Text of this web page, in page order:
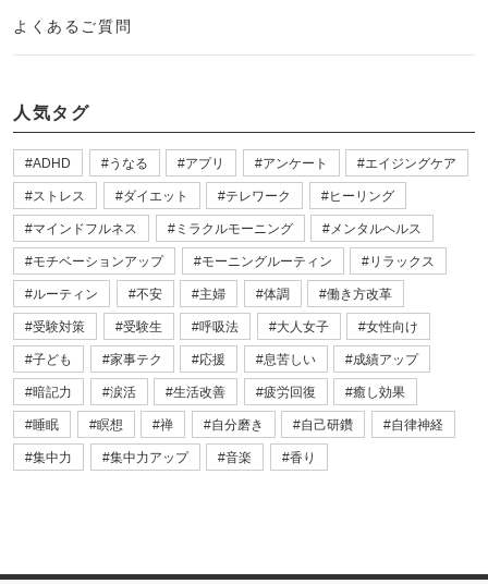
よくあるご質問
人気タグ
ADHD うなる アプリ アンケート エイジングケア
ストレス ダイエット テレワーク ヒーリング
マインドフルネス ミラクルモーニング メンタルヘルス
モチベーションアップ モーニングルーティン リラックス
ルーティン 不安 主婦 体調 働き方改革
受験対策 受験生 呼吸法 大人女子 女性向け
子ども 家事テク 応援 息苦しい 成績アップ
暗記力 涙活 生活改善 疲労回復 癒し効果
睡眠 瞑想 禅 自分磨き 自己研鑽 自律神経
集中力 集中力アップ 音楽 香り